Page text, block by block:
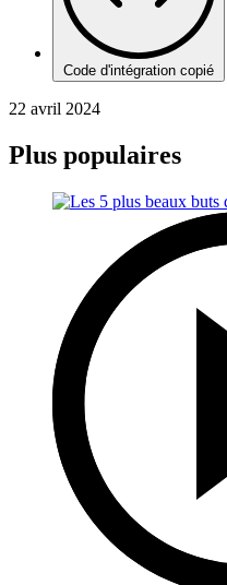
Code d'intégration copié
22 avril 2024
Plus populaires